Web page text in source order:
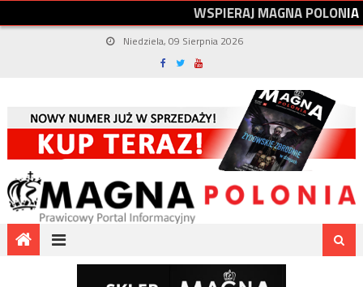
WSPIERAJMAGNAPOLONIA
Niedziela, 09 Sierpnia 2026